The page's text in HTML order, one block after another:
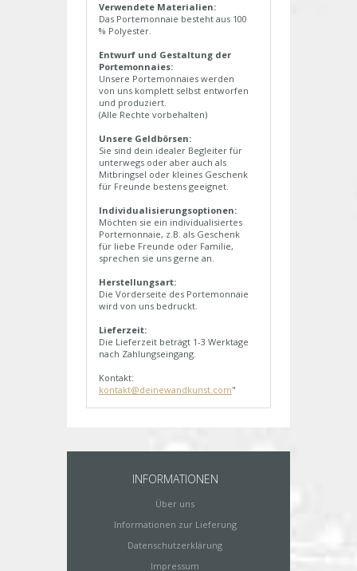
Verwendete Materialien:
Das Portemonnaie besteht aus 100
% Polyester.
Entwurf und Gestaltung der
Portemonnaies:
Unsere Portemonnaies werden
von uns komplett selbst entworfen
und produziert.
(Alle Rechte vorbehalten)
Unsere Geldbörsen:
Sie sind dein idealer Begleiter für
unterwegs oder aber auch als
Mitbringsel oder kleines Geschenk
für Freunde bestens geeignet.
Individualisierungsoptionen:
Möchten sie ein individualisiertes
Portemonnaie, z.B. als Geschenk
für liebe Freunde oder Familie,
sprechen sie uns gerne an.
Herstellungsart:
Die Vorderseite des Portemonnaie
wird von uns bedruckt.
Lieferzeit:
Die Lieferzeit beträgt 1-3 Werktage
nach Zahlungseingang.
Kontakt:
kontakt@deinewandkunst.com"
INFORMATIONEN
Über uns
Informationen zur Lieferung
Datenschutzerklärung
Impressum